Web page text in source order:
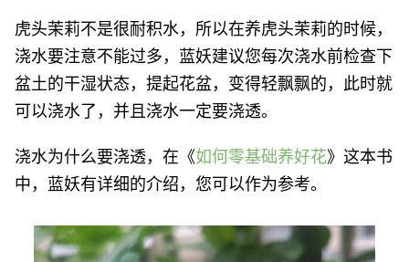
虎头茉莉不是很耐积水，所以在养虎头茉莉的时候，
浇水要注意不能过多，蓝妖建议您每次浇水前检查下
盆土的干湿状态，提起花盆，变得轻飘飘的，此时就
可以浇水了，并且浇水一定要浇透。
浇水为什么要浇透，在《如何零基础养好花》这本书
中，蓝妖有详细的介绍，您可以作为参考。